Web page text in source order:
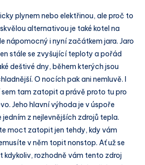
plynem nebo elektřinou, ale proč to
alternativou je také kotel na
nápomocný i nyní začátkem jara. Jaro
stále se zvyšující teploty a pořád
deštivé dny, během kterých jsou
O nocích pak ani nemluvě. I
tam zatopit a právě proto tu pro
Jeho hlavní výhoda je v úspoře
z nejlevnějších zdrojů tepla.
moct zatopit jen tehdy, kdy vám
v něm topit nonstop. Ať už se
kdykoliv, rozhodně vám tento zdroj